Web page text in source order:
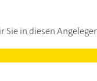
Sie in diesen